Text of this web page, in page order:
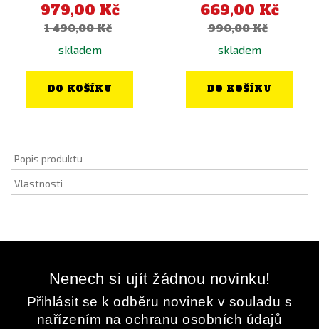
979,00 Kč
1 490,00 Kč
skladem
DO KOŠÍKU
669,00 Kč
990,00 Kč
skladem
DO KOŠÍKU
Popis produktu
Vlastnosti
Nenech si ujít žádnou novinku!
Přihlásit se k odběru novinek v souladu s
nařízením na ochranu osobních údajů